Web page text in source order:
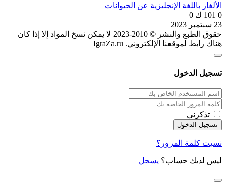
الألغاز باللغة الإنجليزية عن الحيوانات
0 101 ك
0
23 سبتمبر 2023
حقوق الطبع والنشر © 2010-2023 لا يمكن نسخ المواد إلا إذا كان
هناك رابط لموقعنا الإلكتروني. IgraZa.ru
تسجيل الدخول
تذكرني
نسيت كلمة المرور؟
ليس لديك حساب؟ يسجل